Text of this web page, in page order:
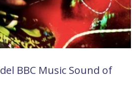
BBC Music Sound of